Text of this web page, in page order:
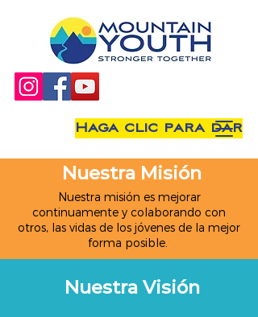
Nuestra Misión
Nuestra misión es mejorar
continuamente y colaborando con
otros, las vidas de los jóvenes de la mejor
forma posible.
Nuestra Visión
Haga clic para dar